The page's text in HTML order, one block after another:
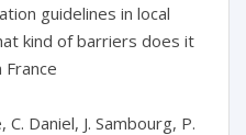
guidelines in local
kind of barriers does it
Daniel, J. Sambourg, P.